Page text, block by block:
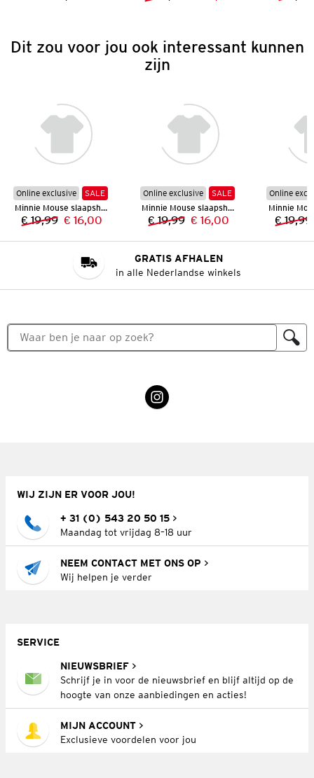
Dit zou voor jou ook interessant kunnen
zijn
Online exclusive
SALE
Minnie Mouse slaapshirt
Vorige prijs:
€ 19,99 Nieuwe prijs:
€ 16,00
Online exclusive
SALE
Minnie Mouse slaapshirt
Vorige prijs:
€ 19,99 Nieuwe prijs:
€ 16,00
Online
€ 19,99
GRATIS AFHALEN
in alle Nederlandse winkels
WIJ ZIJN ER VOOR JOU!
+ 31 (0) 543 20 50 15
Maandag tot vrijdag 8–18 uur
NEEM CONTACT MET ONS OP
Wij helpen je verder
SERVICE
NIEUWSBRIEF
Schrijf je in voor de nieuwsbrief en blijf altijd op de
hoogte van onze aanbiedingen en acties!
MIJN ACCOUNT
Exclusieve voordelen voor jou